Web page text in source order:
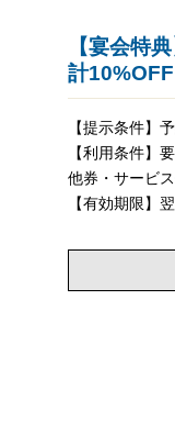
【宴会特
計10%OFF
【提示条件】
【利用条件】
他券・サービ
【有効期限】